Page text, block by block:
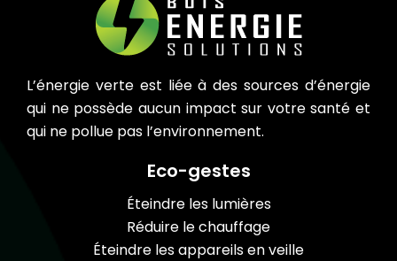
L’énergie verte est liée à des sources d’énergie
qui ne possède aucun impact sur votre santé et
qui ne pollue pas l’environnement.
Eco-gestes
Éteindre les lumières
Réduire le chauffage
Éteindre les appareils en veille